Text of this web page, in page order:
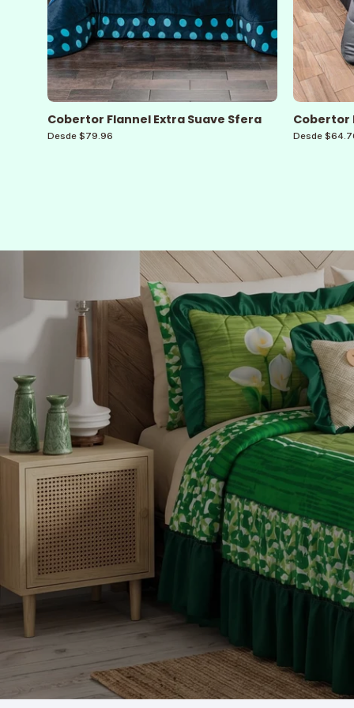
Cobertor Flannel Extra Suave Sfera
Desde $79.96
Cobertor
Desde